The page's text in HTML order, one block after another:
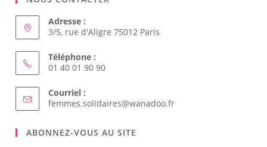
NOUS CONTACTER
Adresse :
3/5, rue d'Aligre 75012 Paris
Téléphone :